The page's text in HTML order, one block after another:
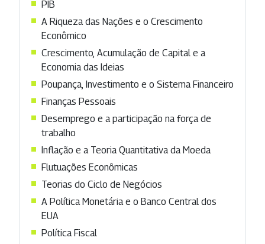
PIB
A Riqueza das Nações e o Crescimento
Econômico
Crescimento, Acumulação de Capital e a
Economia das Ideias
Poupança, Investimento e o Sistema Financeiro
Finanças Pessoais
Desemprego e a participação na força de
trabalho
Inflação e a Teoria Quantitativa da Moeda
Flutuações Econômicas
Teorias do Ciclo de Negócios
A Política Monetária e o Banco Central dos
EUA
Política Fiscal